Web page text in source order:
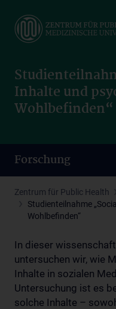
main
Inhalte und
Wohlbefinden“
Forschung
Zentrum für Public Health
Studienteilnahme
Wohlbefinden“
In dieser
untersuchen wir, wie
Inhalte in sozialen
Untersuchung ist es
solche Inhalte –